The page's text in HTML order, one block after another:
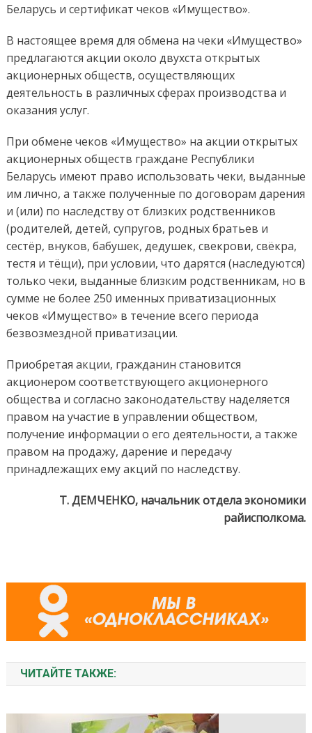
Беларусь и сертификат чеков «Имущество».
В настоящее время для обмена на чеки «Имущество»
предлагаются акции около двухста открытых
акционерных обществ, осуществляющих
деятельность в различных сферах производства и
оказания услуг.
При обмене чеков «Имущество» на акции открытых
акционерных обществ граждане Республики
Беларусь имеют право использовать чеки, выданные
им лично, а также полученные по договорам дарения
и (или) по наследству от близких родственников
(родителей, детей, супругов, родных братьев и
сестёр, внуков, бабушек, дедушек, свекрови, свёкра,
тестя и тёщи), при условии, что дарятся (наследуются)
только чеки, выданные близким родственникам, но в
сумме не более 250 именных приватизационных
чеков «Имущество» в течение всего периода
безвозмездной приватизации.
Приобретая акции, гражданин становится
акционером соответствующего акционерного
общества и согласно законодательству наделяется
правом на участие в управлении обществом,
получение информации о его деятельности, а также
правом на продажу, дарение и передачу
принадлежащих ему акций по наследству.
Т. ДЕМЧЕНКО, начальник отдела экономики
райисполкома.
ЧИТАЙТЕ ТАКЖЕ: